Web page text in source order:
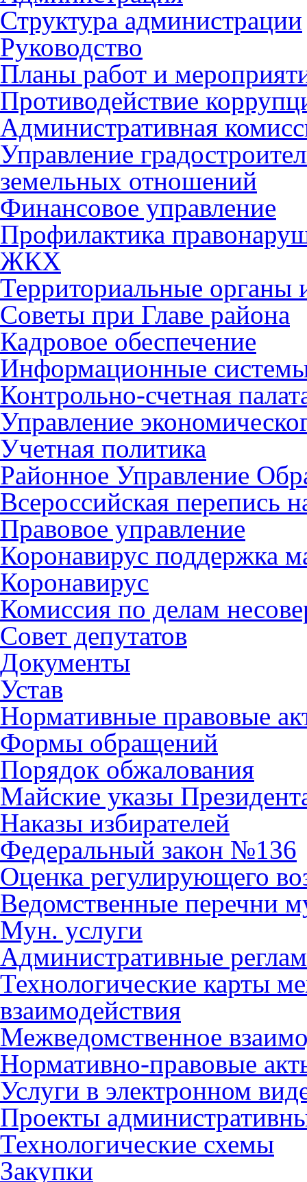
Структура администрации
Руководство
Планы работ и
Противодействие
Административная
Управление
земельных отношений
Финансовое управление
Профилактика
ЖКХ
Территориальные органы
Советы при Главе района
Кадровое обеспечение
Информационные
Контрольно-счетная
Управление
Учетная политика
Районное Управление
Всероссийская перепись
Правовое управление
Коронавирус поддержка
Коронавирус
Комиссия по делам
Совет депутатов
Документы
Устав
Нормативные правовые
Формы обращений
Порядок обжалования
Майские указы
Наказы избирателей
Федеральный закон №136
Оценка регулирующего
Ведомственные перечни
Мун. услуги
Административные
Технологические карты
взаимодействия
Межведомственное
Нормативно-правовые
Услуги в электронном
Проекты
Технологические схемы
Закупки